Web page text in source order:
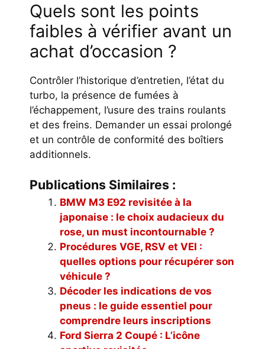
Quels sont les points
faibles à vérifier avant un
achat d’occasion ?
Contrôler l’historique d’entretien, l’état du
turbo, la présence de fumées à
l’échappement, l’usure des trains roulants
et des freins. Demander un essai prolongé
et un contrôle de conformité des boîtiers
additionnels.
Publications Similaires :
BMW M3 E92 revisitée à la
japonaise : le choix audacieux du
rose, un must incontournable ?
Procédures VGE, RSV et VEI :
quelles options pour récupérer son
véhicule ?
Décoder les indications de vos
pneus : le guide essentiel pour
comprendre leurs inscriptions
Ford Sierra 2 Coupé : L’icône